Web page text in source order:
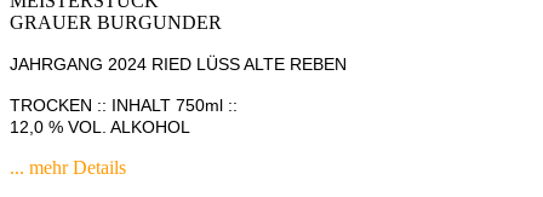
GRAUER BURGUNDER
JAHRGANG 2024 RIED LÜSS ALTE REBEN
TROCKEN :: INHALT 750ml ::
12,0 % VOL. ALKOHOL
... mehr Details